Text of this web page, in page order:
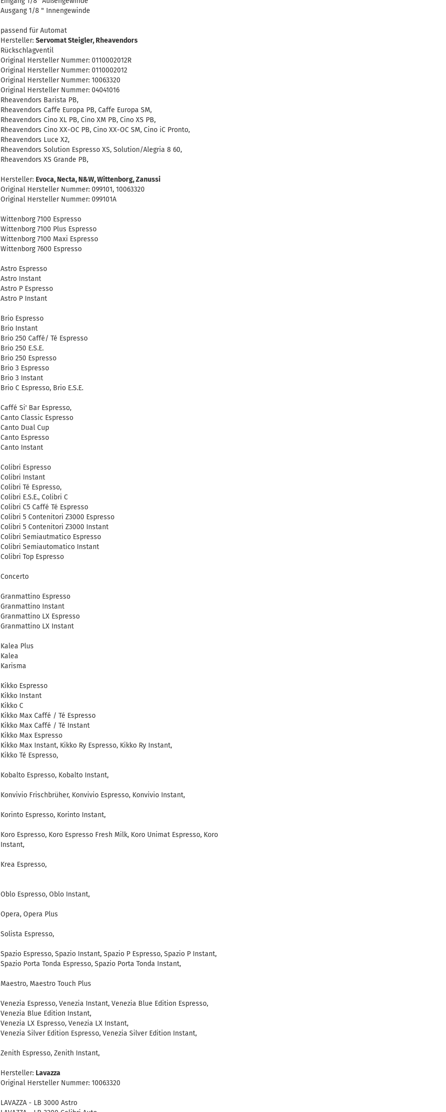
Ausgang 1/8 " Innengewinde
passend für Automat
Hersteller: Servomat Steigler, Rheavendors
Rückschlagventil
Original Hersteller Nummer: 0110002012R
Original Hersteller Nummer: 0110002012
Original Hersteller Nummer: 10063320
Original Hersteller Nummer: 04041016
Rheavendors Barista PB,
Rheavendors Caffe Europa PB, Caffe Europa SM,
Rheavendors Cino XL PB, Cino XM PB, Cino XS PB,
Rheavendors Cino XX-OC PB, Cino XX-OC SM, Cino iC Pronto,
Rheavendors Luce X2,
Rheavendors Solution Espresso XS, Solution/Alegria 8 60,
Rheavendors XS Grande PB,
Hersteller: Evoca, Necta, N&W, Wittenborg, Zanussi
Original Hersteller Nummer: 099101, 10063320
Original Hersteller Nummer: 099101A
Wittenborg 7100 Espresso
Wittenborg 7100 Plus Espresso
Wittenborg 7100 Maxi Espresso
Wittenborg 7600 Espresso
Astro Espresso
Astro Instant
Astro P Espresso
Astro P Instant
Brio Espresso
Brio Instant
Brio 250 Caffé/ Té Espresso
Brio 250 E.S.E.
Brio 250 Espresso
Brio 3 Espresso
Brio 3 Instant
Brio C Espresso, Brio E.S.E.
Caffé Si' Bar Espresso,
Canto Classic Espresso
Canto Dual Cup
Canto Espresso
Canto Instant
Colibri Espresso
Colibri Instant
Colibri Té Espresso,
Colibri E.S.E., Colibri C
Colibri C5 Caffé Té Espresso
Colibri 5 Contenitori Z3000 Espresso
Colibri 5 Contenitori Z3000 Instant
Colibri Semiautmatico Espresso
Colibri Semiautomatico Instant
Colibri Top Espresso
Concerto
Granmattino Espresso
Granmattino Instant
Granmattino LX Espresso
Granmattino LX Instant
Kalea Plus
Kalea
Karisma
Kikko Espresso
Kikko Instant
Kikko C
Kikko Max Caffé / Té Espresso
Kikko Max Caffé / Té Instant
Kikko Max Espresso
Kikko Max Instant, Kikko Ry Espresso, Kikko Ry Instant,
Kikko Té Espresso,
Kobalto Espresso, Kobalto Instant,
Konvivio Frischbrüher, Konvivio Espresso, Konvivio Instant,
Korinto Espresso, Korinto Instant,
Koro Espresso, Koro Espresso Fresh Milk, Koro Unimat Espresso, Koro
Instant,
Krea Espresso,
Oblo Espresso, Oblo Instant,
Opera, Opera Plus
Solista Espresso,
Spazio Espresso, Spazio Instant, Spazio P Espresso, Spazio P Instant,
Spazio Porta Tonda Espresso, Spazio Porta Tonda Instant,
Maestro, Maestro Touch Plus
Venezia Espresso, Venezia Instant, Venezia Blue Edition Espresso,
Venezia Blue Edition Instant,
Venezia LX Espresso, Venezia LX Instant,
Venezia Silver Edition Espresso, Venezia Silver Edition Instant,
Zenith Espresso, Zenith Instant,
Hersteller: Lavazza
Original Hersteller Nummer: 10063320
LAVAZZA - LB 3000 Astro